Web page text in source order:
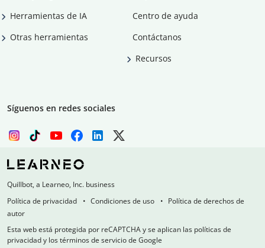
Herramientas de IA
Otras herramientas
Centro de ayuda
Contáctanos
Recursos
Síguenos en redes sociales
Quillbot, a Learneo, Inc. business
Política de privacidad
Condiciones de uso
Política de derechos de
autor
Esta web está protegida por reCAPTCHA y se aplican las políticas de
privacidad y los términos de servicio de Google